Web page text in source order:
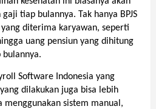
tiap bulannya. Tak hanya BPJS
diterima karyawan, seperti
uang pensiun yang dihitung
Software Indonesia yang
dilakukan juga bisa lebih
menggunakan sistem manual,